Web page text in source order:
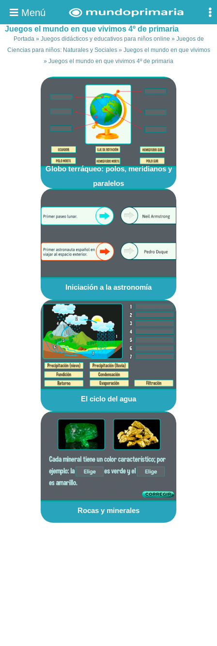
Menú
Juegos el mundo en que vivimos 4º de primaria
Portada» Juegos didácticos y educativos para niños online » Juegos de
Ciencias para niños: Naturales y Sociales» Juegos el mundo en que vivimos
» Juegos el mundo en que vivimos 4º de primaria
Globo terráqueo: polos, meridianos y
paralelos
Iniciación a la astronomía
El ciclo del agua
Rocas y minerales